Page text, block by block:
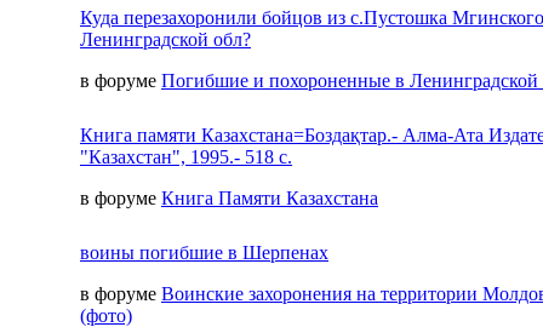
Куда перезахоронили бойцов из с.Пустошка
Ленинградской обл?
в форуме Погибшие и похороненные в Ленинградской
Книга памяти Казахстана=Боздақтар.- Алма-Ата
"Казахстан", 1995.- 518 с.
в форуме Книга Памяти Казахстана
воины погибшие в Шерпенах
в форуме Воинские захоронения на территории
(фото)